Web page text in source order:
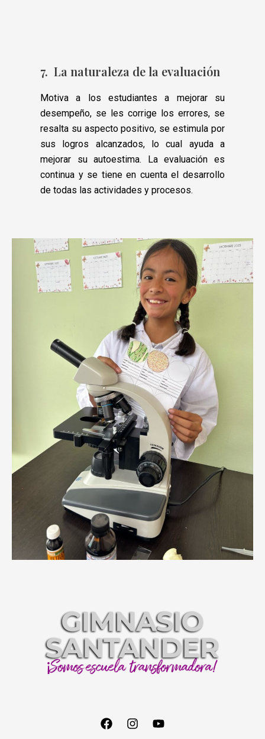
7. La naturaleza de la evaluación
Motiva a los estudiantes a mejorar su
desempeño, se les corrige los errores, se
resalta su aspecto positivo, se estimula por
sus logros alcanzados, lo cual ayuda a
mejorar su autoestima. La evaluación es
continua y se tiene en cuenta el desarrollo
de todas las actividades y procesos.